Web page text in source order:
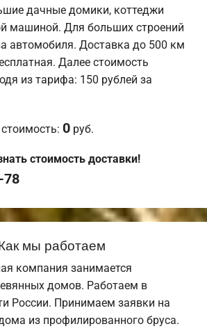
дачные домики, коттеджи
машиной. Для больших строений
автомобиля. Доставка до 500 км
Далее стоимость
из тарифа: 150 рублей за
0 руб.
стоимость доставки!
78
мы работаем
компания занимается
домов. Работаем в
России. Принимаем заявки на
из профилированного бруса.